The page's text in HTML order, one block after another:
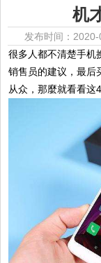
机
发布时间：
很多人都不清楚手机
销售员的建议，最后
从众，那麼就看看这